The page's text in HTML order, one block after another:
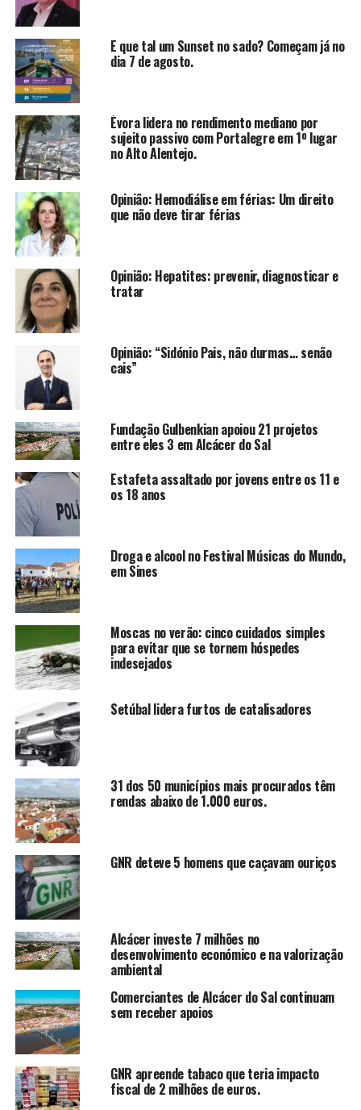
E que tal um Sunset no sado? Começam já no
dia 7 de agosto.
Évora lidera no rendimento mediano por
sujeito passivo com Portalegre em 1º lugar
no Alto Alentejo.
Opinião: Hemodiálise em férias: Um direito
que não deve tirar férias
Opinião: Hepatites: prevenir, diagnosticar e
tratar
Opinião: “Sidónio Pais, não durmas… senão
cais”
Fundação Gulbenkian apoiou 21 projetos
entre eles 3 em Alcácer do Sal
Estafeta assaltado por jovens entre os 11 e
os 18 anos
Droga e alcool no Festival Músicas do Mundo,
em Sines
Moscas no verão: cinco cuidados simples
para evitar que se tornem hóspedes
indesejados
Setúbal lidera furtos de catalisadores
31 dos 50 municípios mais procurados têm
rendas abaixo de 1.000 euros.
GNR deteve 5 homens que caçavam ouriços
Alcácer investe 7 milhões no
desenvolvimento económico e na valorização
ambiental
Comerciantes de Alcácer do Sal continuam
sem receber apoios
GNR apreende tabaco que teria impacto
fiscal de 2 milhões de euros.